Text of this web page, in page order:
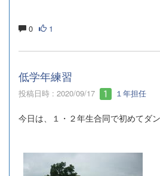
0 1
低学年練習
投稿日時 : 2020/09/17 １年担任
今日は、１・２年生合同で初めてダ